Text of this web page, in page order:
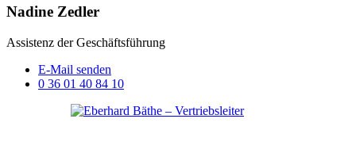
Nadine Zedler
Assistenz der Geschäftsführung
E-Mail senden
0 36 01 40 84 10